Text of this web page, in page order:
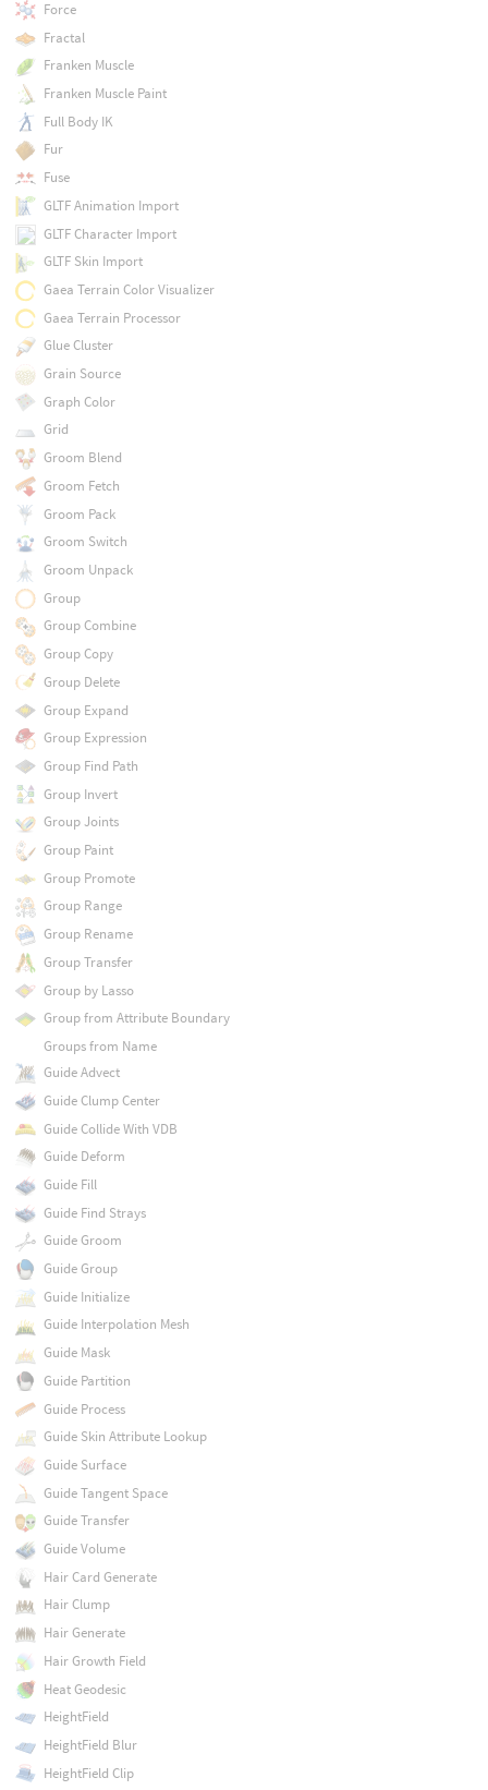
Force
Fractal
Franken Muscle
Franken Muscle Paint
Full Body IK
Fur
Fuse
GLTF Animation Import
GLTF Character Import
GLTF Skin Import
Gaea Terrain Color Visualizer
Gaea Terrain Processor
Glue Cluster
Grain Source
Graph Color
Grid
Groom Blend
Groom Fetch
Groom Pack
Groom Switch
Groom Unpack
Group
Group Combine
Group Copy
Group Delete
Group Expand
Group Expression
Group Find Path
Group Invert
Group Joints
Group Paint
Group Promote
Group Range
Group Rename
Group Transfer
Group by Lasso
Group from Attribute Boundary
Groups from Name
Guide Advect
Guide Clump Center
Guide Collide With VDB
Guide Deform
Guide Fill
Guide Find Strays
Guide Groom
Guide Group
Guide Initialize
Guide Interpolation Mesh
Guide Mask
Guide Partition
Guide Process
Guide Skin Attribute Lookup
Guide Surface
Guide Tangent Space
Guide Transfer
Guide Volume
Hair Card Generate
Hair Clump
Hair Generate
Hair Growth Field
Heat Geodesic
HeightField
HeightField Blur
HeightField Clip